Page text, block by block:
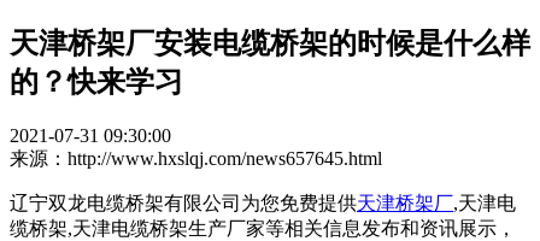
天津桥架厂安装电缆桥架的时候是什么样
的？快来学习
2021-07-31 09:30:00
来源：http://www.hxslqj.com/news657645.html
辽宁双龙电缆桥架有限公司为您免费提供天津桥架厂,天津电
缆桥架,天津电缆桥架生产厂家等相关信息发布和资讯展示，